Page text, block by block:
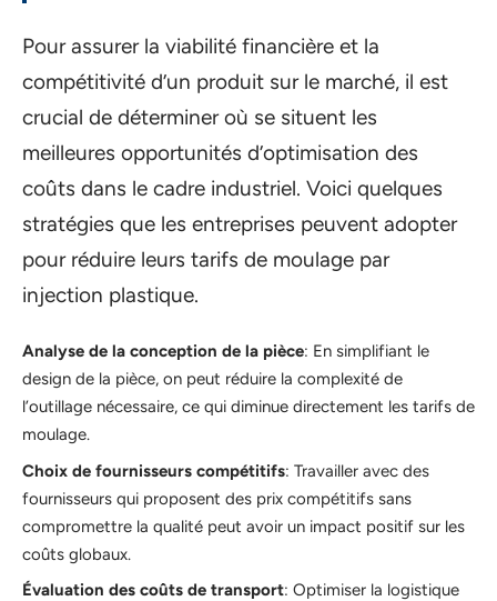
Pour assurer la viabilité financière et la
compétitivité d’un produit sur le marché, il est
crucial de déterminer où se situent les
meilleures opportunités d’optimisation des
coûts dans le cadre industriel. Voici quelques
stratégies que les entreprises peuvent adopter
pour réduire leurs tarifs de moulage par
injection plastique.
Analyse de la conception de la pièce: En simplifiant le
design de la pièce, on peut réduire la complexité de
l’outillage nécessaire, ce qui diminue directement les tarifs de
moulage.
Choix de fournisseurs compétitifs: Travailler avec des
fournisseurs qui proposent des prix compétitifs sans
compromettre la qualité peut avoir un impact positif sur les
coûts globaux.
Évaluation des coûts de transport: Optimiser la logistique